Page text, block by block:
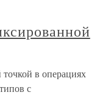
в операциях
с